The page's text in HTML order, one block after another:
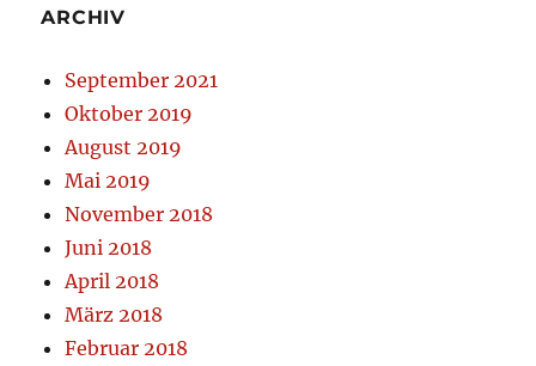
ARCHIV
September 2021
Oktober 2019
August 2019
Mai 2019
November 2018
Juni 2018
April 2018
März 2018
Februar 2018